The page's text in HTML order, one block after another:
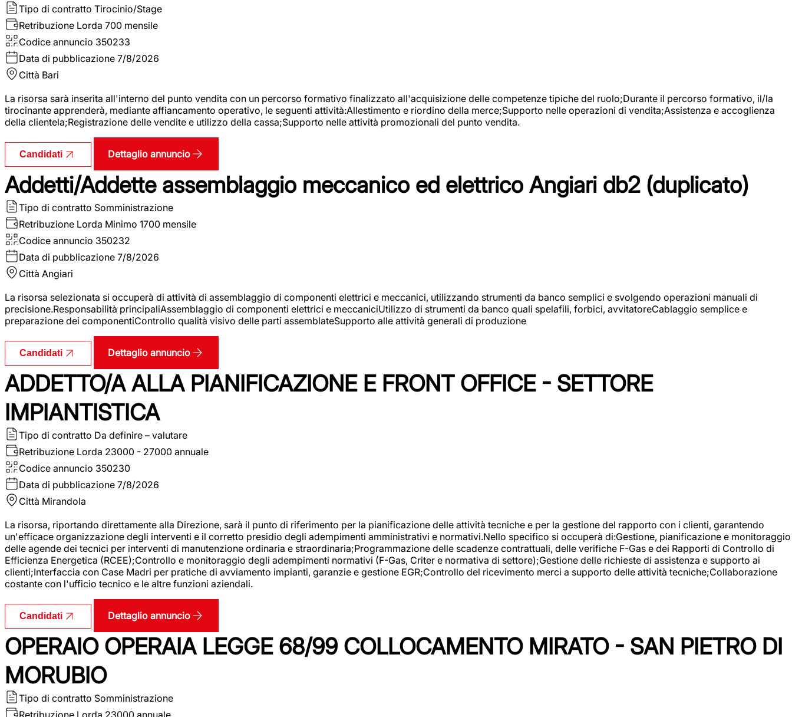
Tipo di contratto Tirocinio/Stage
Retribuzione Lorda 700 mensile
Codice annuncio 350233
Data di pubblicazione 7/8/2026
Città Bari
La risorsa sarà inserita all'interno del punto vendita con un percorso formativo finalizzato all'acquisizione delle competenze tipiche del ruolo;Durante il percorso formativo, il/la
tirocinante apprenderà, mediante affiancamento operativo, le seguenti attività:Allestimento e riordino della merce;Supporto nelle operazioni di vendita;Assistenza e accoglienza
della clientela;Registrazione delle vendite e utilizzo della cassa;Supporto nelle attività promozionali del punto vendita.
Candidati Dettaglio annuncio
Addetti/Addette assemblaggio meccanico ed elettrico Angiari db2 (duplicato)
Tipo di contratto Somministrazione
Retribuzione Lorda Minimo 1700 mensile
Codice annuncio 350232
Data di pubblicazione 7/8/2026
Città Angiari
La risorsa selezionata si occuperà di attività di assemblaggio di componenti elettrici e meccanici, utilizzando strumenti da banco semplici e svolgendo operazioni manuali di
precisione.Responsabilità principaliAssemblaggio di componenti elettrici e meccaniciUtilizzo di strumenti da banco quali spelafili, forbici, avvitatoreCablaggio semplice e
preparazione dei componentiControllo qualità visivo delle parti assemblateSupporto alle attività generali di produzione
Candidati Dettaglio annuncio
ADDETTO/A ALLA PIANIFICAZIONE E FRONT OFFICE - SETTORE
IMPIANTISTICA
Tipo di contratto Da definire – valutare
Retribuzione Lorda 23000 - 27000 annuale
Codice annuncio 350230
Data di pubblicazione 7/8/2026
Città Mirandola
La risorsa, riportando direttamente alla Direzione, sarà il punto di riferimento per la pianificazione delle attività tecniche e per la gestione del rapporto con i clienti, garantendo
un'efficace organizzazione degli interventi e il corretto presidio degli adempimenti amministrativi e normativi.Nello specifico si occuperà di:Gestione, pianificazione e monitoraggio
delle agende dei tecnici per interventi di manutenzione ordinaria e straordinaria;Programmazione delle scadenze contrattuali, delle verifiche F-Gas e dei Rapporti di Controllo di
Efficienza Energetica (RCEE);Controllo e monitoraggio degli adempimenti normativi (F-Gas, Criter e normativa di settore);Gestione delle richieste di assistenza e supporto ai
clienti;Interfaccia con Case Madri per pratiche di avviamento impianti, garanzie e gestione EGR;Controllo del ricevimento merci a supporto delle attività tecniche;Collaborazione
costante con l'ufficio tecnico e le altre funzioni aziendali.
Candidati Dettaglio annuncio
OPERAIO OPERAIA LEGGE 68/99 COLLOCAMENTO MIRATO - SAN PIETRO DI
MORUBIO
Tipo di contratto Somministrazione
Retribuzione Lorda 23000 annuale